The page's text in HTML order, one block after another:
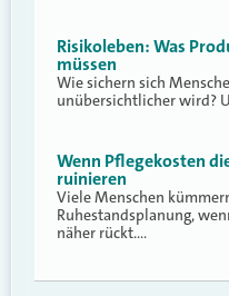
Risikoleben: Was
müssen
Wie sichern sich
unübersichtlicher wird?
Wenn Pflegekosten
ruinieren
Viele Menschen
Ruhestandsplanung,
näher rückt.…